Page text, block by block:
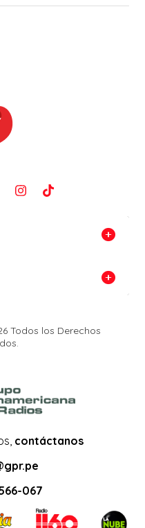
Todos los Derechos
contáctanos
067